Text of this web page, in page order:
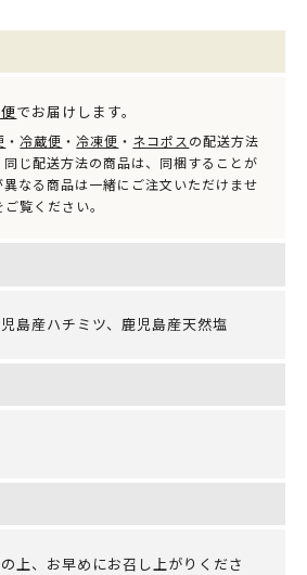
でお届けします。
・冷蔵便 ・冷凍便 ・ ネコポス の配送方法
じ配送方法の商品は、同梱することが
なる商品は一緒にご注文いただけませ
ご覧ください。
島産ハチミツ、鹿児島産天然塩
上、お早めにお召し上がりくださ